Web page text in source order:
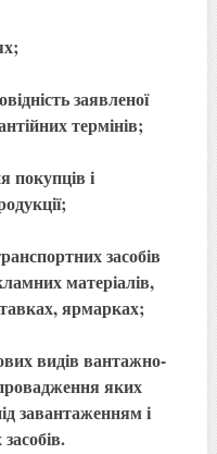
заявленої
термінів;
і
засобів
матеріалів,
ярмарках;
видів вантажно-
яких
завантаженням і